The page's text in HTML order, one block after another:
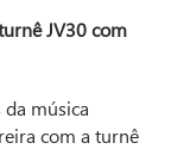
JV30 com
música
com a turnê